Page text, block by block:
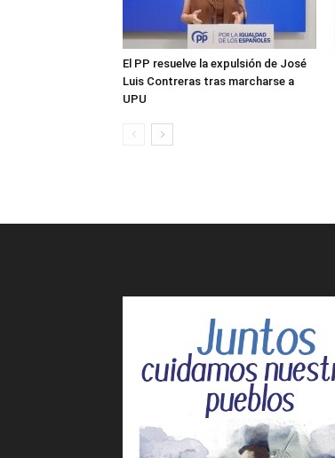
El PP resuelve la expulsión de José
Luis Contreras tras marcharse a
UPU